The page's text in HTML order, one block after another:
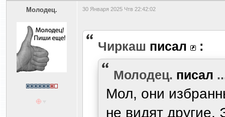
Молодец. 30 Января 2025 Чтв 22:42:02
Чиркаш писал :
Молодец. писал
Мол, они
не видят другие.